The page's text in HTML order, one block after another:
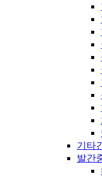
기타
발간